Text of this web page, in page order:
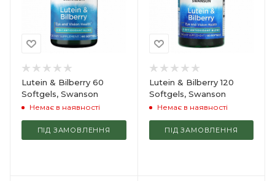
Lutein & Bilberry 60
Softgels, Swanson
Немає в наявності
ПІД ЗАМОВЛЕННЯ
Lutein & Bilberry 120
Softgels, Swanson
Немає в наявності
ПІД ЗАМОВЛЕННЯ